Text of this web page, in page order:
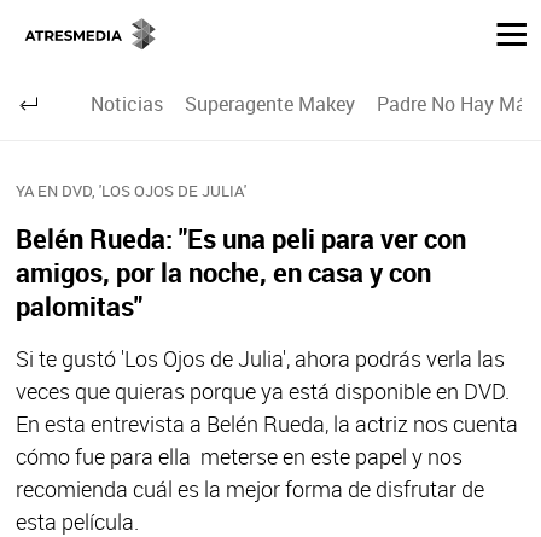
Noticias Superagente Makey Padre No Hay
YA EN DVD, 'LOS OJOS DE JULIA'
Belén Rueda: "Es una peli para ver con
amigos, por la noche, en casa y con
palomitas"
Si te gustó 'Los Ojos de Julia', ahora podrás verla las
veces que quieras porque ya está disponible en DVD.
En esta entrevista a Belén Rueda, la actriz nos cuenta
cómo fue para ella meterse en este papel y nos
recomienda cuál es la mejor forma de disfrutar de
esta película.